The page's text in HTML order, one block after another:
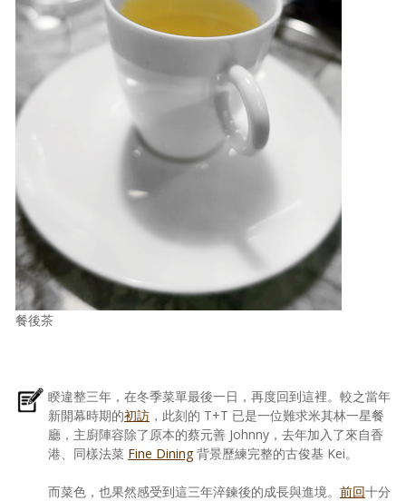
餐後茶
睽違整三年，在冬季菜單最後一日，再度回到這裡。較之當年
新開幕時期的初訪 ，此刻的 T+T 已是一位難求米其林一星餐
廳，主廚陣容除了原本的蔡元善 Johnny，去年加入了來自香
港、同樣法菜 Fine Dining背景歷練完整的古俊基 Kei。
而菜色，也果然感受到這三年淬鍊後的成長與進境。 前回十分